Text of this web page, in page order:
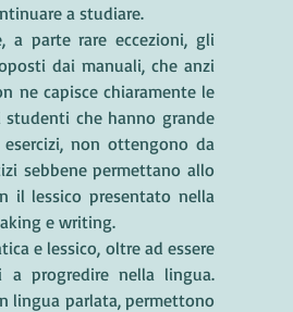
a studiare.
a parte rare eccezioni, gli
dai manuali, che anzi
ne capisce chiaramente le
che hanno grande
non ottengono da
sebbene permettano allo
il lessico presentato nella
e writing.
e lessico, oltre ad essere
progredire nella lingua.
lingua parlata, permettono